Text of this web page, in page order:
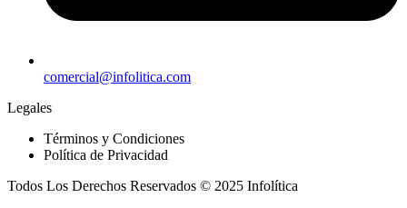
comercial@infolitica.com
Legales
Términos y Condiciones
Política de Privacidad
Todos Los Derechos Reservados © 2025 Infolítica